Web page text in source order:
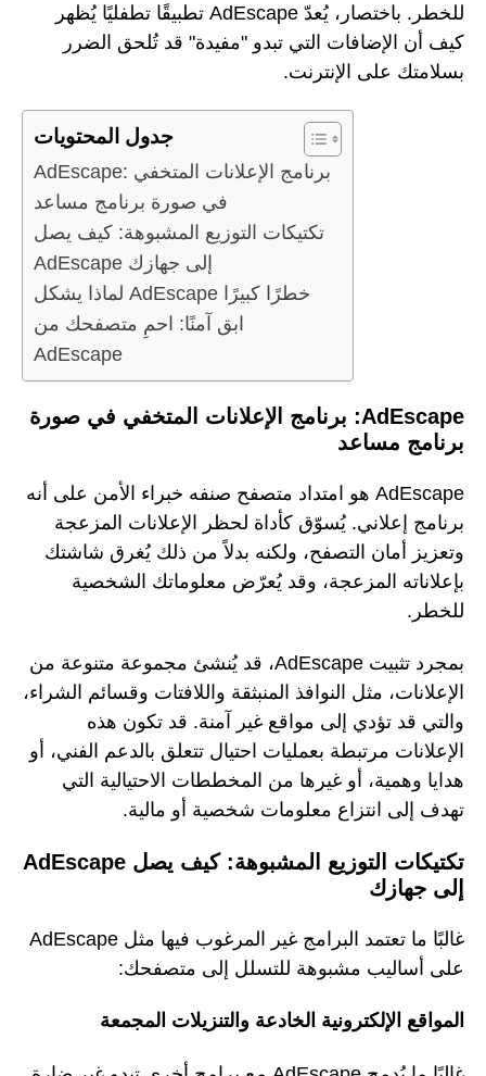
للخطر. باختصار، يُعدّ AdEscape تطبيقًا تطفليًا يُظهر
كيف أن الإضافات التي تبدو "مفيدة" قد تُلحق الضرر
بسلامتك على الإنترنت.
جدول المحتويات
AdEscape: برنامج الإعلانات المتخفي
في صورة برنامج مساعد
تكتيكات التوزيع المشبوهة: كيف يصل
AdEscape إلى جهازك
لماذا يشكل AdEscape خطرًا كبيرًا
ابق آمنًا: احمِ متصفحك من
AdEscape
AdEscape: برنامج الإعلانات المتخفي في صورة
برنامج مساعد
AdEscape هو امتداد متصفح صنفه خبراء الأمن على أنه
برنامج إعلاني. يُسوّق كأداة لحظر الإعلانات المزعجة
وتعزيز أمان التصفح، ولكنه بدلاً من ذلك يُغرق شاشتك
بإعلاناته المزعجة، وقد يُعرّض معلوماتك الشخصية
للخطر.
بمجرد تثبيت AdEscape، قد يُنشئ مجموعة متنوعة من
الإعلانات، مثل النوافذ المنبثقة واللافتات وقسائم الشراء،
والتي قد تؤدي إلى مواقع غير آمنة. قد تكون هذه
الإعلانات مرتبطة بعمليات احتيال تتعلق بالدعم الفني، أو
هدايا وهمية، أو غيرها من المخططات الاحتيالية التي
تهدف إلى انتزاع معلومات شخصية أو مالية.
تكتيكات التوزيع المشبوهة: كيف يصل AdEscape
إلى جهازك
غالبًا ما تعتمد البرامج غير المرغوب فيها مثل AdEscape
على أساليب مشبوهة للتسلل إلى متصفحك:
المواقع الإلكترونية الخادعة والتنزيلات المجمعة